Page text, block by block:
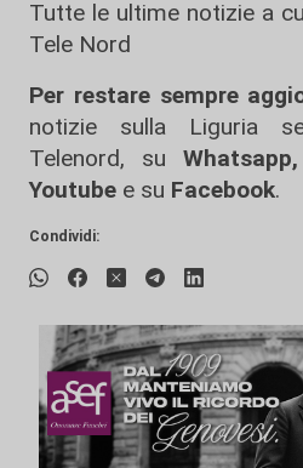
Tutte le ultime notizie a
Tele Nord
Per restare sempre
notizie sulla Liguria
Telenord, su
Whatsapp,
Youtube e su Facebook.
Condividi: